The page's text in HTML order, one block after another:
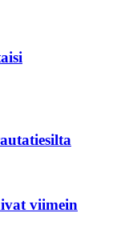
viimein
Laaja
työt.